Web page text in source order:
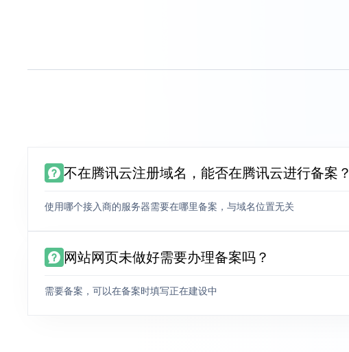
不在腾讯云注册域名，能否在腾讯云进行备案？
使用哪个接入商的服务器需要在哪里备案，与域名位置无关
网站网页未做好需要办理备案吗？
需要备案，可以在备案时填写正在建设中